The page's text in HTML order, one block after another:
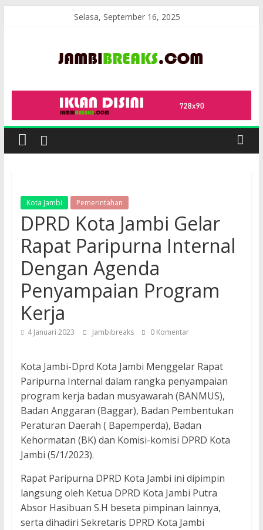
Selasa, September 16, 2025
JambiBreaks
Kota Jambi Pemerintahan
DPRD Kota Jambi Gelar
Rapat Paripurna Internal
Dengan Agenda
Penyampaian Program
Kerja
4 Januari 2023 Jambibreaks 0 Komentar
Kota Jambi-Dprd Kota Jambi Menggelar Rapat
Paripurna Internal dalam rangka penyampaian
program kerja badan musyawarah (BANMUS),
Badan Anggaran (Baggar), Badan Pembentukan
Peraturan Daerah ( Bapemperda), Badan
Kehormatan (BK) dan Komisi-komisi DPRD Kota
Jambi (5/1/2023).
Rapat Paripurna DPRD Kota Jambi ini dipimpin
langsung oleh Ketua DPRD Kota Jambi Putra
Absor Hasibuan S.H beseta pimpinan lainnya,
serta dihadiri Sekretaris DPRD Kota Jambi